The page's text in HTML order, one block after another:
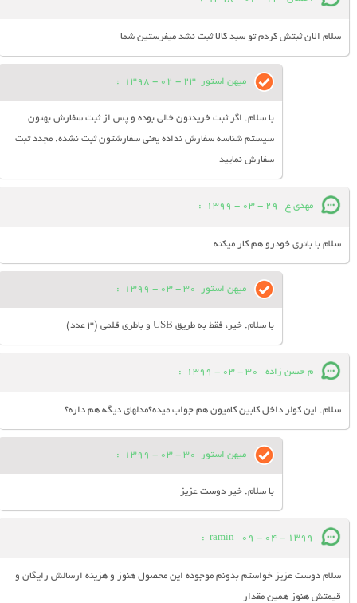
سلام الان ثبتش کردم تو سبد کالا ثبت نشد میفرستین شما
میهن استور 23 - 02 - 1398
:
با سلام. اگر ثبت خریدتون خالی بوده و پس از ثبت سفارش بهتون
سیستم شناسه سفارش نداده یعنی سفارشتون ثبت نشده. مجدد ثبت
سفارش نمایید
مهدی ع 29 - 03 - 1399
:
سلام با باتری خودرو هم کار میکنه
میهن استور 30 - 03 - 1399
:
با سلام. خیر، فقط به طریق USB و باطری قلمی (3 عدد)
م حسن زاده 30 - 03 - 1399
:
سلام. این کولر داخل کابین کامیون هم جواب میده؟مدلهای دیگه هم داره؟
میهن استور 30 - 03 - 1399
:
با سلام. خیر دوست عزیز
ramin 09 - 04 - 1399
:
سلام دوست عزیز خواستم بدونم موجوده این محصول هنوز و هزینه ارسالش رایگان و
قیمتش هنوز همین مقدار